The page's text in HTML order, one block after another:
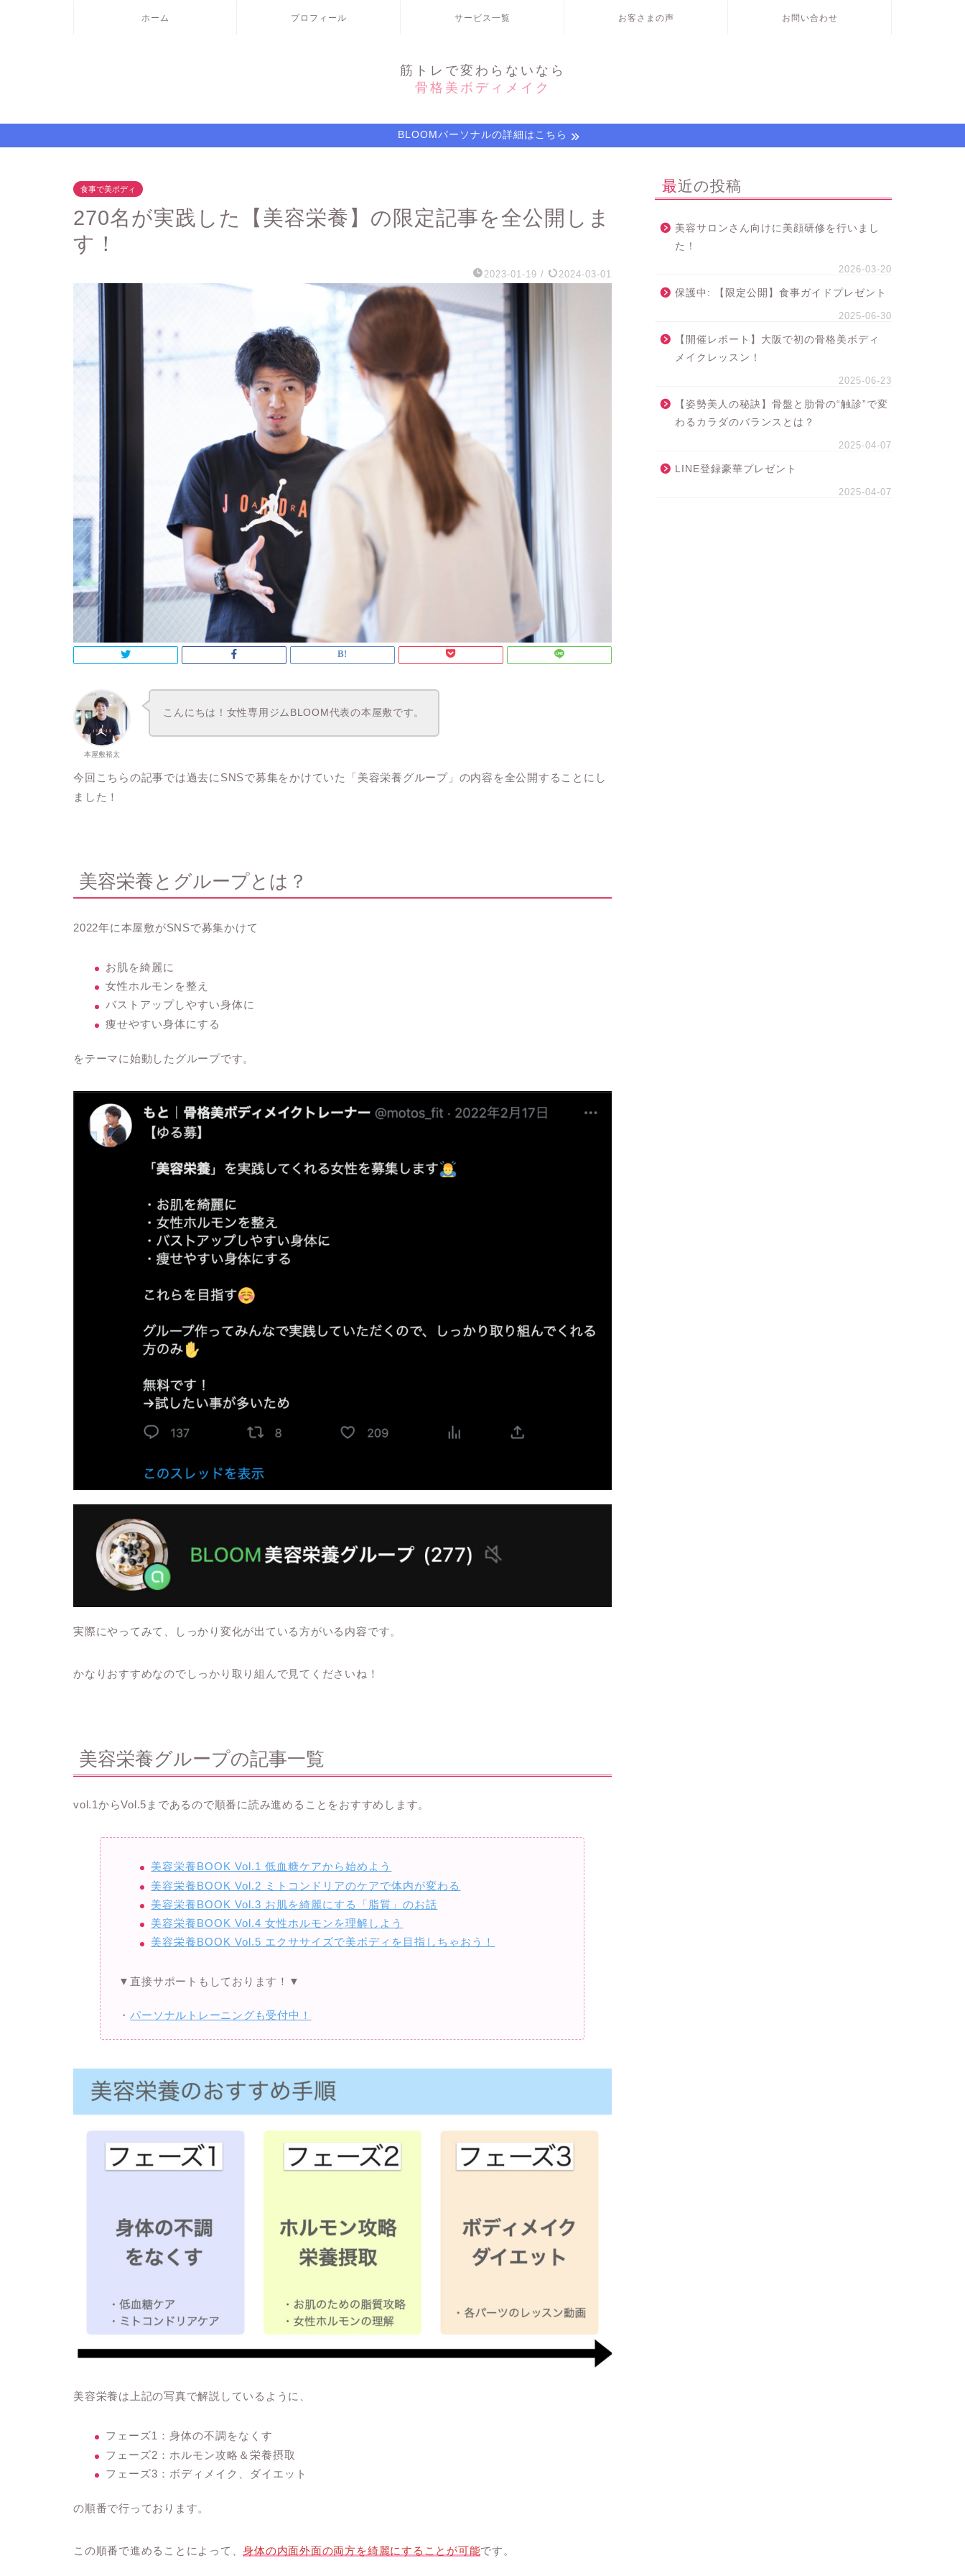
ホーム プロフィール サービス一覧 お客さまの声 お問い合わせ
筋トレで変わらないなら
骨格美ボディメイク
BLOOMパーソナルの詳細はこちら
食事で美ボディ
270名が実践した【美容栄養】の限定記事を全公開しま
す！
2023-01-19 / 2024-03-01
本屋敷裕太
こんにちは！女性専用ジムBLOOM代表の本屋敷です。
今回こちらの記事では過去にSNSで募集をかけていた「美容栄養グループ」の内容を全公開することにし
ました！
美容栄養とグループとは？
2022年に本屋敷がSNSで募集かけて
お肌を綺麗に
女性ホルモンを整え
バストアップしやすい身体に
痩せやすい身体にする
をテーマに始動したグループです。
実際にやってみて、しっかり変化が出ている方がいる内容です。
かなりおすすめなのでしっかり取り組んで見てくださいね！
美容栄養グループの記事一覧
vol.1からVol.5まであるので順番に読み進めることをおすすめします。
美容栄養BOOK Vol.1 低血糖ケアから始めよう
美容栄養BOOK Vol.2 ミトコンドリアのケアで体内が変わる
美容栄養BOOK Vol.3 お肌を綺麗にする「脂質」のお話
美容栄養BOOK Vol.4 女性ホルモンを理解しよう
美容栄養BOOK Vol.5 エクササイズで美ボディを目指しちゃおう！
▼直接サポートもしております！▼
・パーソナルトレーニングも受付中！
美容栄養は上記の写真で解説しているように、
フェーズ1：身体の不調をなくす
フェーズ2：ホルモン攻略＆栄養摂取
フェーズ3：ボディメイク、ダイエット
の順番で行っております。
この順番で進めることによって、身体の内面外面の両方を綺麗にすることが可能です。
最近の投稿
美容サロンさん向けに美顔研修を行いまし
た！
2026-03-20
保護中: 【限定公開】食事ガイドプレゼント
2025-06-30
【開催レポート】大阪で初の骨格美ボディ
メイクレッスン！
2025-06-23
【姿勢美人の秘訣】骨盤と肋骨の“触診”で変
わるカラダのバランスとは？
2025-04-07
LINE登録豪華プレゼント
2025-04-07